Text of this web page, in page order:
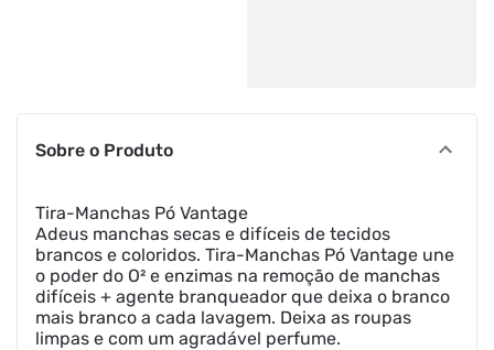
Sobre o Produto
Tira-Manchas Pó Vantage
Adeus manchas secas e difíceis de tecidos
brancos e coloridos. Tira-Manchas Pó Vantage une
o poder do O² e enzimas na remoção de manchas
difíceis + agente branqueador que deixa o branco
mais branco a cada lavagem. Deixa as roupas
limpas e com um agradável perfume.